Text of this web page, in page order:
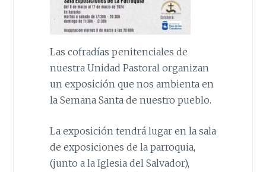
Las cofradías penitenciales de
nuestra Unidad Pastoral organizan
un exposición que nos ambienta en
la Semana Santa de nuestro pueblo.
La exposición tendrá lugar en la sala
de exposiciones de la parroquia,
(junto a la Iglesia del Salvador),